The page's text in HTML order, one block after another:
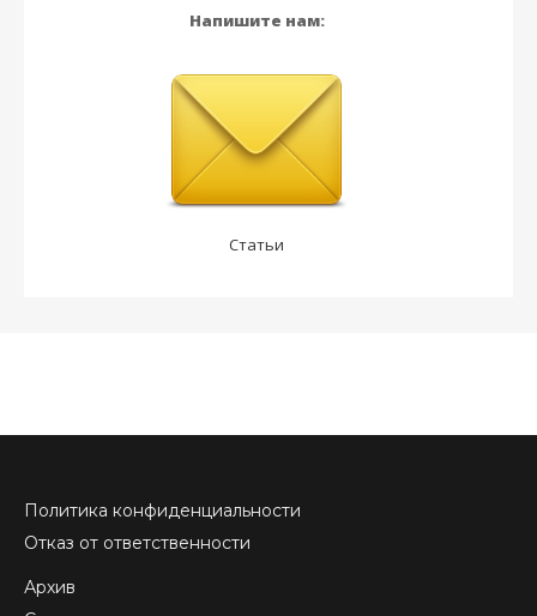
Напишите нам:
Статьи
Политика конфиденциальности
Отказ от ответственности
Архив